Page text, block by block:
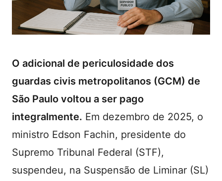
O adicional de periculosidade dos
guardas civis metropolitanos (GCM) de
São Paulo voltou a ser pago
integralmente. Em dezembro de 2025, o
ministro Edson Fachin, presidente do
Supremo Tribunal Federal (STF),
suspendeu, na Suspensão de Liminar (SL)